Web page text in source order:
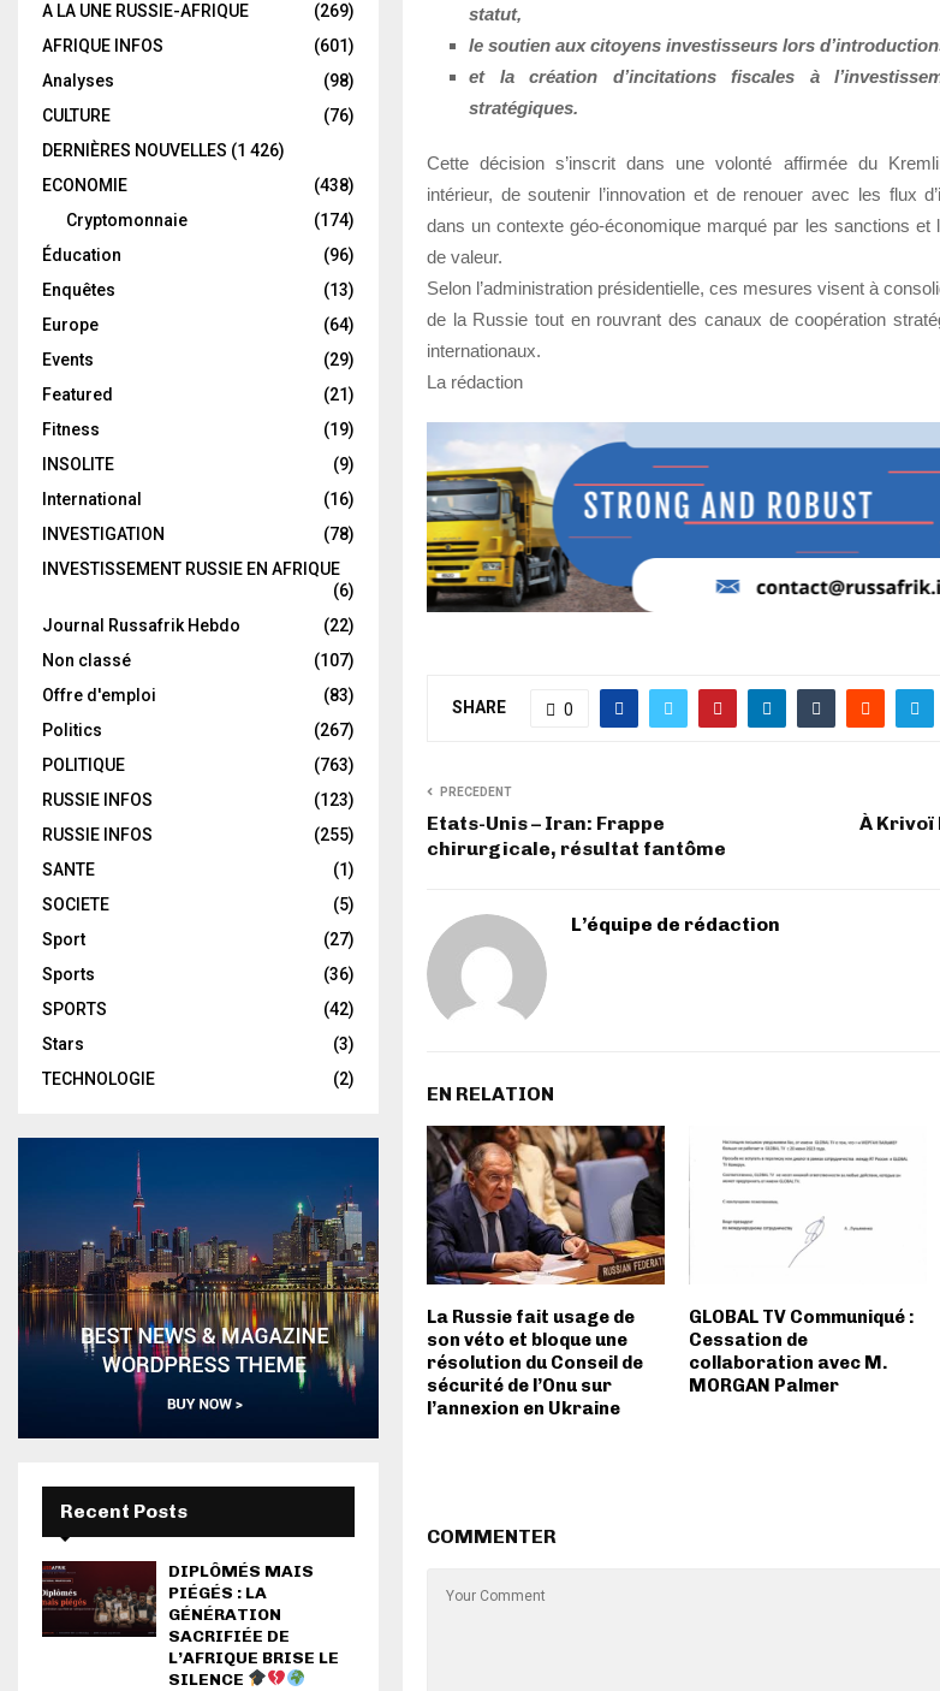
statut,
le soutien aux citoyens investisseurs lors
et la création d’incitations fiscales à
stratégiques.
Cette décision s’inscrit dans une volonté affirmée du
intérieur, de soutenir l’innovation et de renouer avec les flux
dans un contexte géo-économique marqué par les sanctions
de valeur.
Selon l’administration présidentielle, ces mesures visent à
de la Russie tout en rouvrant des canaux de coopération
internationaux.
La rédaction
SHARE 0
PRECEDENT
Etats-Unis – Iran: Frappe
chirurgicale, résultat fantôme
À Krivoï
L’équipe de rédaction
EN RELATION
La Russie fait usage de
son véto et bloque une
résolution du Conseil de
sécurité de l’Onu sur
l’annexion en Ukraine
GLOBAL TV Communiqué :
Cessation de
collaboration avec M.
MORGAN Palmer
COMMENTER
A LA UNE RUSSIE-AFRIQUE
(269)
AFRIQUE INFOS
(601)
Analyses
(98)
CULTURE
(76)
DERNIÈRES NOUVELLES (1 426)
ECONOMIE
(438)
Cryptomonnaie
(174)
Éducation
(96)
Enquêtes
(13)
Europe
(64)
Events
(29)
Featured
(21)
Fitness
(19)
INSOLITE
(9)
International
(16)
INVESTIGATION
(78)
INVESTISSEMENT RUSSIE EN AFRIQUE
(6)
Journal Russafrik Hebdo
(22)
Non classé
(107)
Offre d'emploi
(83)
Politics
(267)
POLITIQUE
(763)
RUSSIE INFOS
(123)
RUSSIE INFOS
(255)
SANTE
(1)
SOCIETE
(5)
Sport
(27)
Sports
(36)
SPORTS
(42)
Stars
(3)
TECHNOLOGIE
(2)
Recent Posts
DIPLÔMÉS MAIS
PIÉGÉS : LA
GÉNÉRATION
SACRIFIÉE DE
L’AFRIQUE BRISE LE
SILENCE